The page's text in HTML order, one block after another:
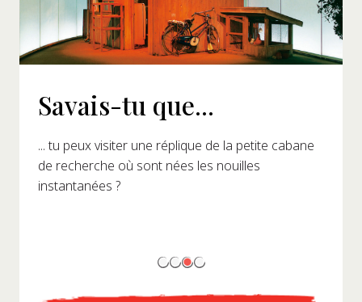
Savais-tu que...
... tu peux visiter une réplique de la petite cabane
de recherche où sont nées les nouilles
instantanées ?